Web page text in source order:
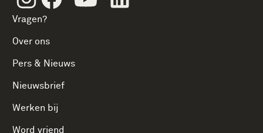
Vragen?
Over ons
Pers & Nieuws
Nieuwsbrief
Werken bij
Word vriend